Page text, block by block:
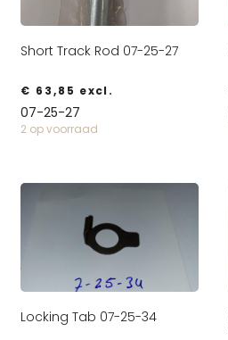
Short Track Rod 07-25-27
€ 63,85 excl.
07-25-27
2 op voorraad
Locking Tab 07-25-34